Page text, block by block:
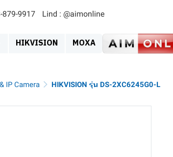
879-9917 Lind : @aimonline
HIKVISION MOXA
IP Camera HIKVISION รุ่น DS-2XC6245G0-L